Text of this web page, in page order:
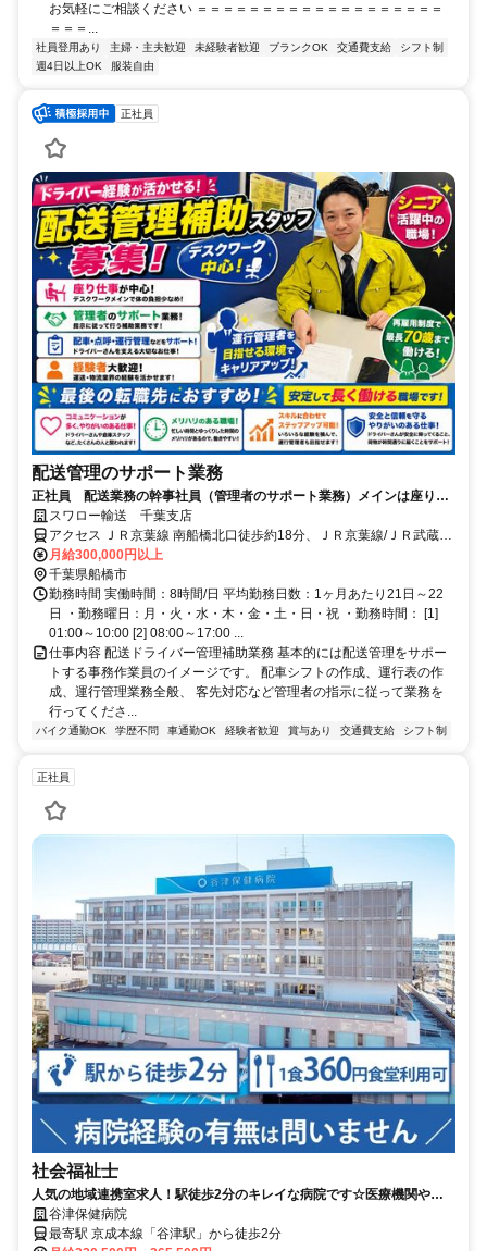
お気軽にご相談ください ＝＝＝＝＝＝＝＝＝＝＝＝＝＝＝＝＝＝＝
＝＝＝...
社員登用あり 主婦・主夫歓迎 未経験者歓迎 ブランクOK 交通費支給
シフト制
週4日以上OK
服装自由
正社員
配送管理のサポート業務
正社員 配送業務の幹事社員（管理者のサポート業務）メインは座り仕
事中心の事務作業
スワロー輸送 千葉支店
アクセス ＪＲ京葉線 南船橋北口徒歩約18分、ＪＲ京葉線/ＪＲ武蔵野
線 新習志野北口徒歩約29分、京成本線 谷津南口徒歩約29分 南船橋駅
より車で2分
月給300,000円以上
千葉県船橋市
勤務時間 実働時間：8時間/日 平均勤務日数：1ヶ月あたり21日～22
日 ・勤務曜日：月・火・水・木・金・土・日・祝 ・勤務時間： [1]
01:00～10:00 [2] 08:00～17:00 ...
仕事内容 配送ドライバー管理補助業務 基本的には配送管理をサポー
トする事務作業員のイメージです。 配車シフトの作成、運行表の作
成、運行管理業務全般、 客先対応など管理者の指示に従って業務を
行ってくださ...
バイク通勤OK 学歴不問 車通勤OK 経験者歓迎 賞与あり 交通費支給 シフト制
正社員
社会福祉士
人気の地域連携室求人！駅徒歩2分のキレイな病院です☆医療機関や地
域の介護・福祉サービス事業者と関係性を構築するお仕事！1食360円で
食堂あり◇【習志野市・谷津駅・病院・社会福祉士・正職員】
谷津保健病院
最寄駅 京成本線「谷津駅」から徒歩2分